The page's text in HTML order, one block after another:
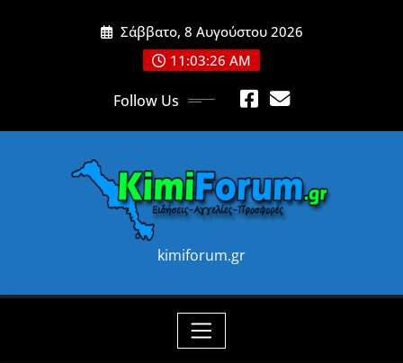
Σάββατο, 8 Αυγούστου 2026
11:03:28 AM
Follow Us
kimiforum.gr